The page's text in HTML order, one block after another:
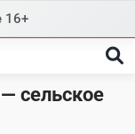
16+
сельское